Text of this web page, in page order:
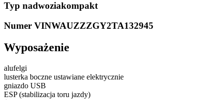
Typ nadwoziakompakt
Numer VINWAUZZZGY2TA132945
Wyposażenie
alufelgi
lusterka boczne ustawiane elektrycznie
gniazdo USB
ESP (stabilizacja toru jazdy)